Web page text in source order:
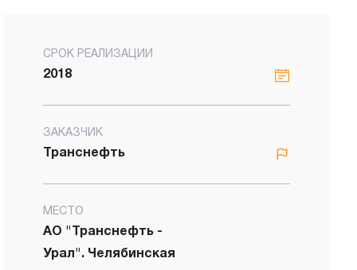
СРОК РЕАЛИЗАЦИИ
2018
ЗАКАЗЧИК
Транснефть
МЕСТО
АО "Транснефть -
Урал". Челябинская